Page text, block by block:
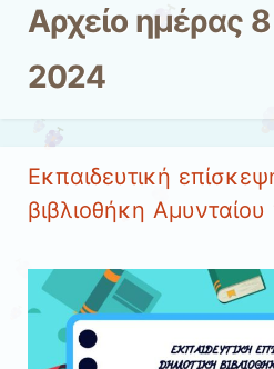
Αρχείο ημέρας
2024
Εκπαιδευτική
βιβλιοθήκη Αμυνταίου